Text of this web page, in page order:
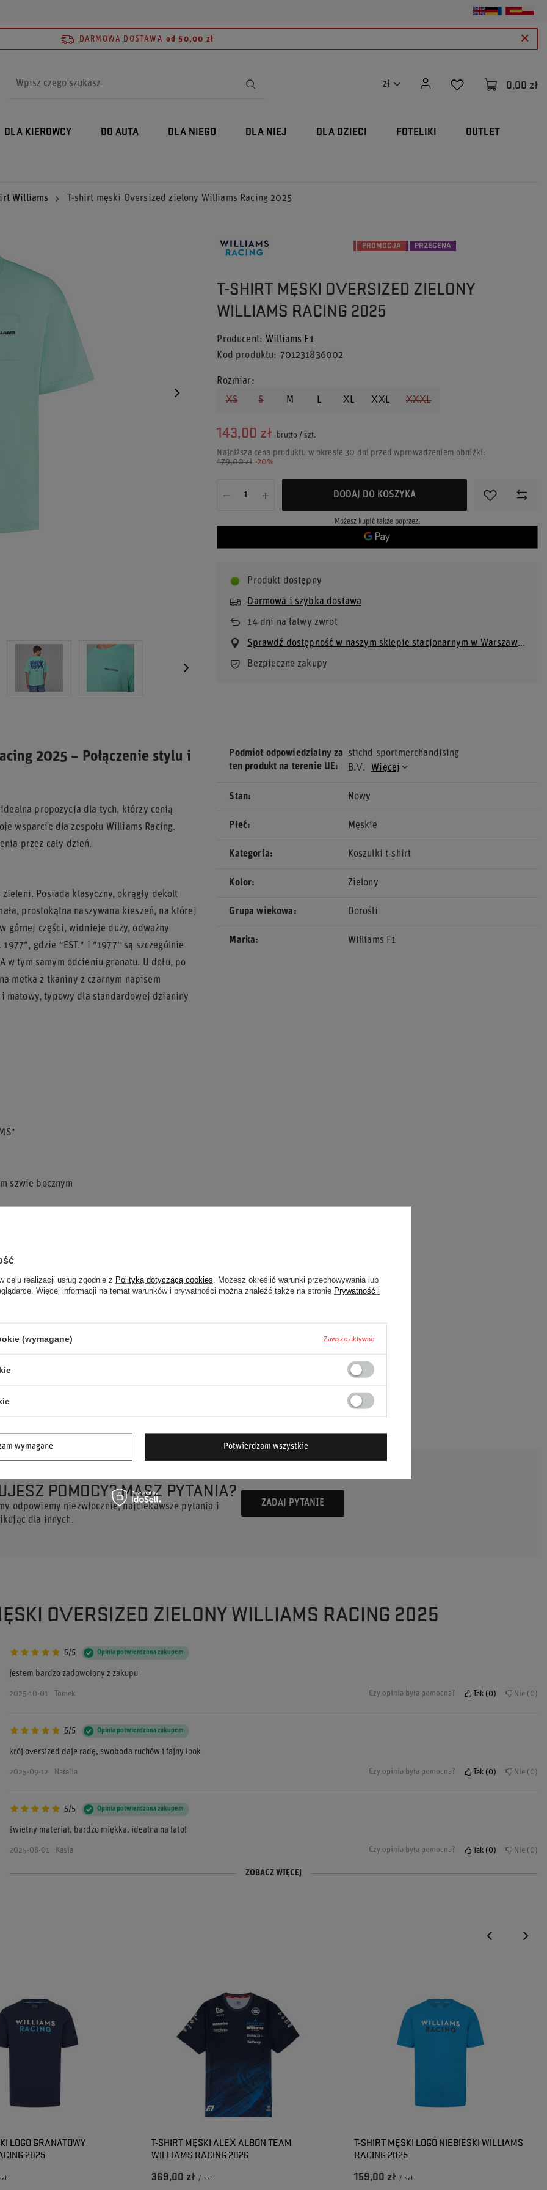
DARMOWA DOSTAWA od 50,00 zł
zł 0,00 zł
DLA KIEROWCY DO AUTA DLA NIEGO DLA NIEJ DLA DZIECI FOTELIKI OUTLET
Williams T-shirt męski Oversized zielony Williams Racing 2025
PROMOCJA PRZECENA
T-SHIRT MĘSKI OVERSIZED ZIELONY
WILLIAMS RACING 2025
Producent
Williams F1
Kod produktu
701231836002
Rozmiar
XS
S M L XL XXL XXXL
143,00 zł brutto / szt.
Najniższa cena produktu w okresie 30 dni przed wprowadzeniem obniżki:
179,00 zł -20%
DODAJ DO KOSZYKA
Możesz kupić także poprzez:
Produkt dostępny
Darmowa i szybka dostawa
14dni na łatwy zwrot
Sprawdź dostępność w naszym sklepie stacjonarnym w Warszawie
Bezpieczne zakupy
2025 – Połączenie stylu i
propozycja dla tych, którzy cenią
wsparcie dla zespołu Williams Racing.
przez cały dzień.
Posiada klasyczny, okrągły dekolt
prostokątna naszywana kieszeń, na której
górnej części, widnieje duży, odważny
gdzie "EST." i "1977" są szczególnie
w tym samym odcieniu granatu. U dołu, po
metka z tkaniny z czarnym napisem
i matowy, typowy dla standardowej dzianiny
szwie bocznym
do Formuły 1 i zespołu Williams Racing.
dzień, na spotkania ze znajomymi czy na
i oddychalność.
Podmiot odpowiedzialny za
ten produkt na terenie UE
stichd sportmerchandising
B.V.
Więcej
Stan Nowy
Płeć Męskie
Kategoria Koszulki t-shirt
Kolor Zielony
Grupa wiekowa Dorośli
Marka Williams F1
POMOCY? MASZ PYTANIA?
odpowiemy niezwłocznie, najciekawsze pytania i
dla innych.
ZADAJ PYTANIE
OVERSIZED ZIELONY WILLIAMS RACING 2025
5/5 Opinia potwierdzona zakupem
jestem bardzo zadowolony z zakupu
2025-10-01 Tomek Czy opinia była pomocna? Tak 0 Nie 0
5/5 Opinia potwierdzona zakupem
krój oversized daje radę, swoboda ruchów i fajny look
2025-09-12 Natalia Czy opinia była pomocna? Tak 0 Nie 0
5/5 Opinia potwierdzona zakupem
świetny materiał, bardzo miękka. idealna na lato!
2025-08-01 Kasia Czy opinia była pomocna? Tak 0 Nie 0
5/5 Opinia potwierdzona zakupem
5/5 Opinia potwierdzona zakupem ZOBACZ WIĘCEJ
LOGO GRANATOWY
2025
T-SHIRT MĘSKI ALEX ALBON TEAM
WILLIAMS RACING 2026
369,00 zł / szt.
T-SHIRT MĘSKI LOGO NIEBIESKI WILLIAMS
RACING 2025
159,00 zł / szt.
celu realizacji usług zgodnie z Polityką dotyczącą cookies . Możesz określić warunki przechowywania lub
Więcej informacji na temat warunków i prywatności można znaleźć także na stronie Prywatność i
(wymagane) Zawsze aktywne
wymagane Potwierdzam wszystkie